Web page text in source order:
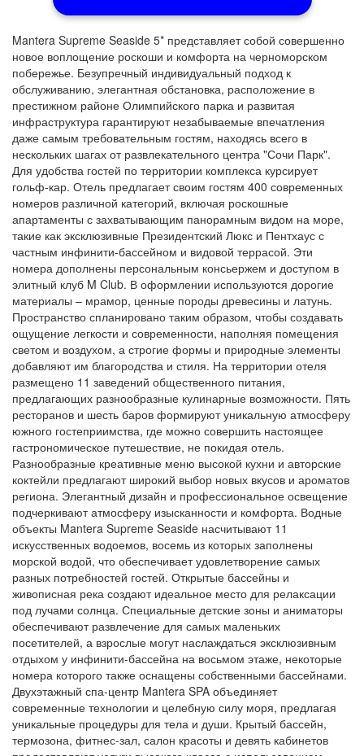
Mantera Supreme Seaside 5* представляет собой совершенно
новое воплощение роскоши и комфорта на черноморском
побережье. Безупречный индивидуальный подход к
обслуживанию, элегантная обстановка, расположение в
престижном районе Олимпийского парка и развитая
инфраструктура гарантируют незабываемые впечатления
даже самым требовательным гостям, находясь всего в
нескольких шагах от развлекательного центра "Сочи Парк".
Для удобства гостей по территории комплекса курсирует
гольф-кар. Отель предлагает своим гостям 400 современных
номеров различной категорий, включая роскошные
апартаменты с захватывающим панорамным видом на море,
такие как эксклюзивные Президентский Люкс и Пентхаус с
частным инфинити-бассейном и видовой террасой. Эти
номера дополнены персональным консьержем и доступом в
элитный клуб M Club. В оформлении используются дорогие
материалы – мрамор, ценные породы древесины и латунь.
Пространство спланировано таким образом, чтобы создавать
ощущение легкости и современности, наполняя помещения
светом и воздухом, а строгие формы и природные элементы
добавляют им благородства и стиля. На территории отеля
размещено 11 заведений общественного питания,
предлагающих разнообразные кулинарные возможности. Пять
ресторанов и шесть баров формируют уникальную атмосферу
южного гостеприимства, где можно совершить настоящее
гастрономическое путешествие, не покидая отель.
Разнообразные креативные меню высокой кухни и авторские
коктейли предлагают широкий выбор новых вкусов и ароматов
региона. Элегантный дизайн и профессиональное освещение
подчеркивают атмосферу изысканности и комфорта. Водные
объекты Mantera Supreme Seaside насчитывают 11
искусственных водоемов, восемь из которых заполнены
морской водой, что обеспечивает удовлетворение самых
разных потребностей гостей. Открытые бассейны и
живописная река создают идеальное место для релаксации
под лучами солнца. Специальные детские зоны и аниматоры
обеспечивают развлечение для самых маленьких
посетителей, а взрослые могут наслаждаться эксклюзивным
отдыхом у инфинити-бассейна на восьмом этаже, некоторые
номера которого также оснащены собственными бассейнами.
Двухэтажный спа-центр Mantera SPA объединяет
современные технологии и целебную силу моря, предлагая
уникальные процедуры для тела и души. Крытый бассейн,
термозона, фитнес-зал, салон красоты и девять кабинетов